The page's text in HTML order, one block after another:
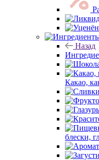
Назад
Какао,
блески,